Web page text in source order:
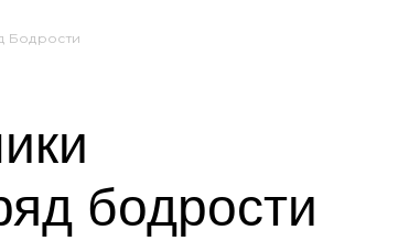
Бодрости
бодрости